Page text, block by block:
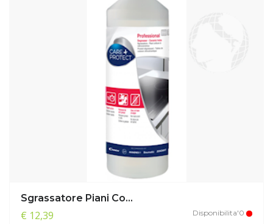
Sgrassatore Piani Co...
€ 12,39
Disponibilita'0